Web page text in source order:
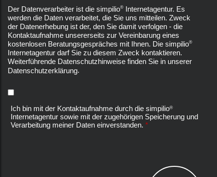
Der Datenverarbeiter ist die simpilio® Internetagentur. Es
werden die Daten verarbeitet, die Sie uns mitteilen. Zweck
der Datenerhebung ist der, den Sie damit verfolgen - die
Kontaktaufnahme unsererseits zur Vereinbarung eines
kostenlosen Beratungsgespräches mit Ihnen. Die simpilio®
Internetagentur darf Sie zu diesem Zweck kontaktieren.
Weiterführende Datenschutzhinweise finden Sie in unserer
Datenschutzerklärung.
Ich bin mit der Kontaktaufnahme durch die simpilio®
Internetagentur sowie mit der zugehörigen Speicherung und
Verarbeitung meiner Daten einverstanden.*